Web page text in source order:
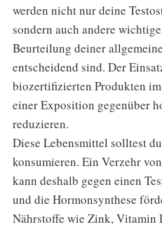
werden nicht nur deine
sondern auch andere
Beurteilung deiner
entscheidend sind. Der
biozertifizierten Produkten
einer Exposition gegenüber
reduzieren.
Diese Lebensmittel solltest
konsumieren. Ein Verzehr
kann deshalb gegen einen
und die Hormonsynthese
Nährstoffe wie Zink, Vitamin